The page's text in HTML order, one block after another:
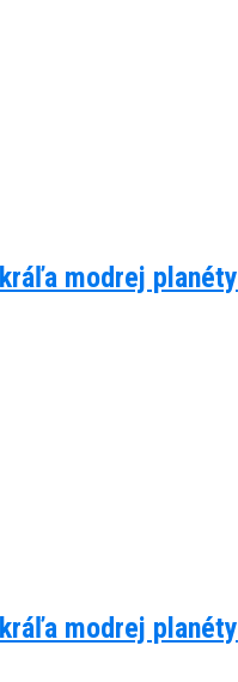
modrej planéty
modrej planéty